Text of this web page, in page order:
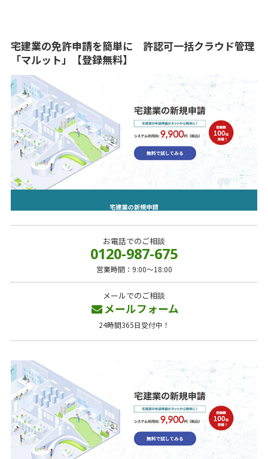
宅建業の免許申請を簡単に 許認可一括クラウド管理
「マルット」【登録無料】
お電話でのご相談
0120-987-675
営業時間：9:00～18:00
メールでのご相談
メールフォーム
24時間365日受付中！